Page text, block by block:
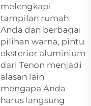
melengkapi
tampilan rumah
Anda dan berbagai
pilihan warna, pintu
eksterior aluminium
dari Tenon menjadi
alasan lain
mengapa Anda
harus langsung